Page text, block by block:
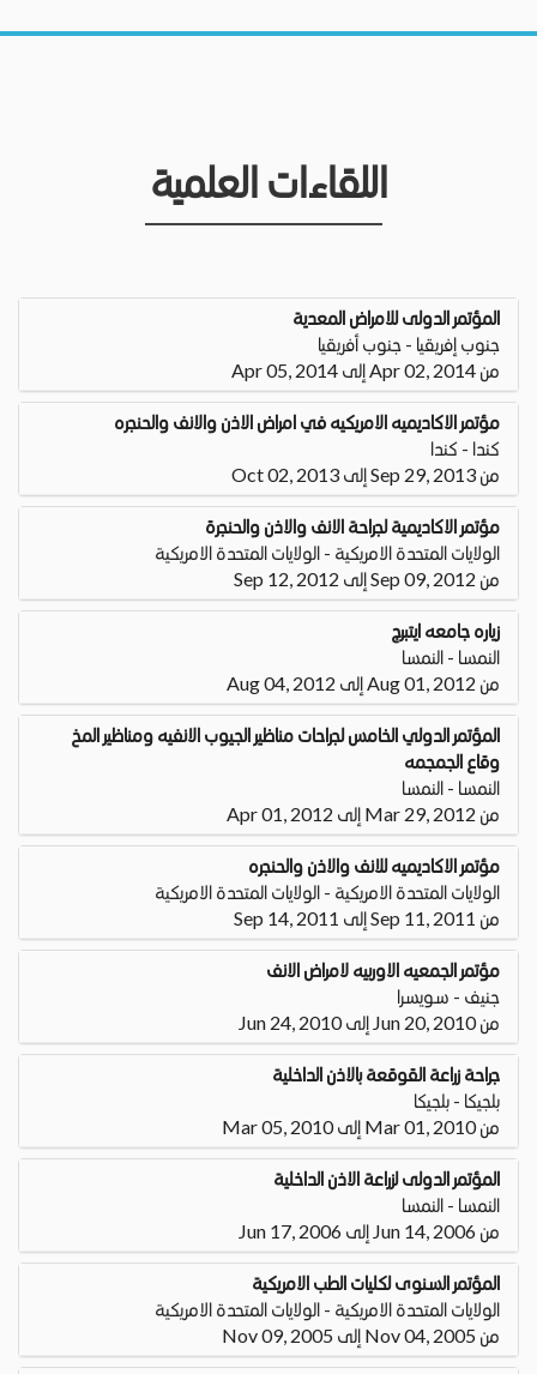
اللقاءات العلمية
المؤتمر الدولى للامراض المعدية
جنوب إفريقيا - جنوب أفريقيا
من Apr 02, 2014 إلى Apr 05, 2014
مؤتمر الاكاديميه الامريكيه في امراض الاذن والانف والحنجره
كندا - كندا
من Sep 29, 2013 إلى Oct 02, 2013
مؤتمر الاكاديمية لجراحة الانف والاذن والحنجرة
الولايات المتحدة الامريكية - الولايات المتحدة الامريكية
من Sep 09, 2012 إلى Sep 12, 2012
زياره جامعه ايتبرج
النمسا - النمسا
من Aug 01, 2012 إلى Aug 04, 2012
المؤتمر الدولي الخامس لجراحات مناظير الجيوب الانفيه ومناظير المخ
وقاع الجمجمه
النمسا - النمسا
من Mar 29, 2012 إلى Apr 01, 2012
مؤتمر الاكاديميه للانف والاذن والحنجره
الولايات المتحدة الامريكية - الولايات المتحدة الامريكية
من Sep 11, 2011 إلى Sep 14, 2011
مؤتمر الجمعيه الاوربيه لامراض الانف
جنيف - سويسرا
من Jun 20, 2010 إلى Jun 24, 2010
جراحة زراعة القوقعة بالاذن الداخلية
بلجيكا - بلجيكا
من Mar 01, 2010 إلى Mar 05, 2010
المؤتمر الدولى لزراعة الاذن الداخلية
النمسا - النمسا
من Jun 14, 2006 إلى Jun 17, 2006
المؤتمر السنوى لكليات الطب الامريكية
الولايات المتحدة الامريكية - الولايات المتحدة الامريكية
من Nov 04, 2005 إلى Nov 09, 2005